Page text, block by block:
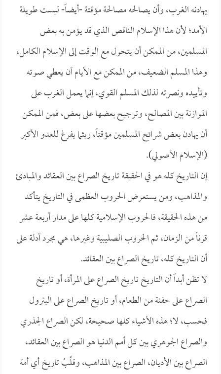
يهادنه الغرب، وأن يصالحه مصالحة مؤقتة -أيضاً- ليست طويلة
الأمد؛ لأن هذا الإسلام الناقص الذي قد يؤمن به بعض
المسلمين، من الممكن أن يتحول مع الوقت إلى الإسلام الكامل،
وهذا المسلم الضعيف، من الممكن مع الأيام أن يعطي صوته
وتأييده ونصرته لذلك المسلم القوي، إنما يعمل الغرب على
الموازنة بين المصالح، وترجيح بعضها على بعض، فمن الممكن
أن يهادن بعض شرائح المسلمين مؤقتاً، ريثما يفرغ للعدو الأكبر
(الإسلام الأصولي).
إن التاريخ كله هو في الحقيقة تاريخ الصراع بين العقائد والمبادئ
والمذاهب، ومن يستعرض الحروب العظمى في التاريخ يتأكد
من هذه الحقيقة، فالحروب الإسلامية كلها على مدار أربعة عشر
قرناً من الزمان، ثم الحروب الصليبية وغيرها، هي مجرد أدلة على
أن التاريخ كله، تاريخ الصراع بين العقائد.
لا تظن أبداً أن التاريخ تاريخ الصراع على المرأة، أو تاريخ
الصراع على حفنة من الطعام، أو تاريخ الصراع على البترول
فحسب، لا؛ هذه الأشياء كلها صحيحة، لكن الصراع الجذري
والصراع الجوهري بين كل أمم الدنيا هو الصراع بين العقائد،
الصراع بين الأديان، الصراع بين المذاهب، وقلّبْ تاريخ أي أمة